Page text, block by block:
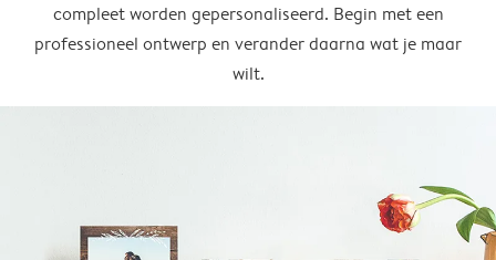
compleet worden gepersonaliseerd. Begin met een
professioneel ontwerp en verander daarna wat je maar
wilt.